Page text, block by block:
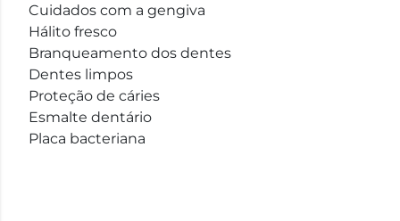
Cuidados com a gengiva
Hálito fresco
Branqueamento dos dentes
Dentes limpos
Proteção de cáries
Esmalte dentário
Placa bacteriana